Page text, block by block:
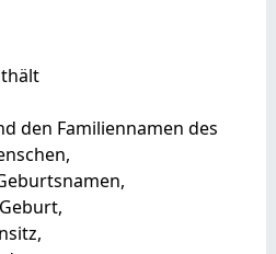
den Familiennamen des